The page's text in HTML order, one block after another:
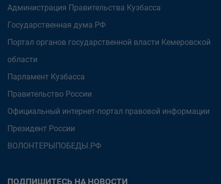
Администрация Правительства Кузбасса
Государственная дума РФ
Портал органов государственной власти Кемеровской
области
Парламент Кузбасса
Правительство России
Официальный интернет-портал правовой информации
Президент России
ВОЛОНТЕРЫПОБЕДЫ.РФ
ПОДПИШИТЕСЬ НА НОВОСТИ